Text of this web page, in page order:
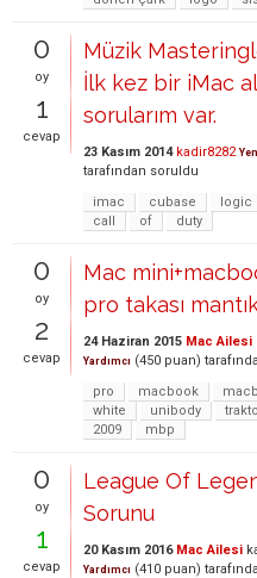
0
oy
1
cevap
Müzik
İlk kez bir iMac
sorularım var.
23 Kasım 2014 kadir8282
tarafından soruldu
imac
cubase logic
call
of duty
0
oy
2
cevap
Mac
pro takası
24 Haziran 2015 Mac Ailesi
Yardımcı (450 puan)
pro
macbook
white
unibody
2009
mbp
0
oy
1
cevap
League Of
Sorunu
20 Kasım 2016 Mac Ailesi
Yardımcı (410 puan)